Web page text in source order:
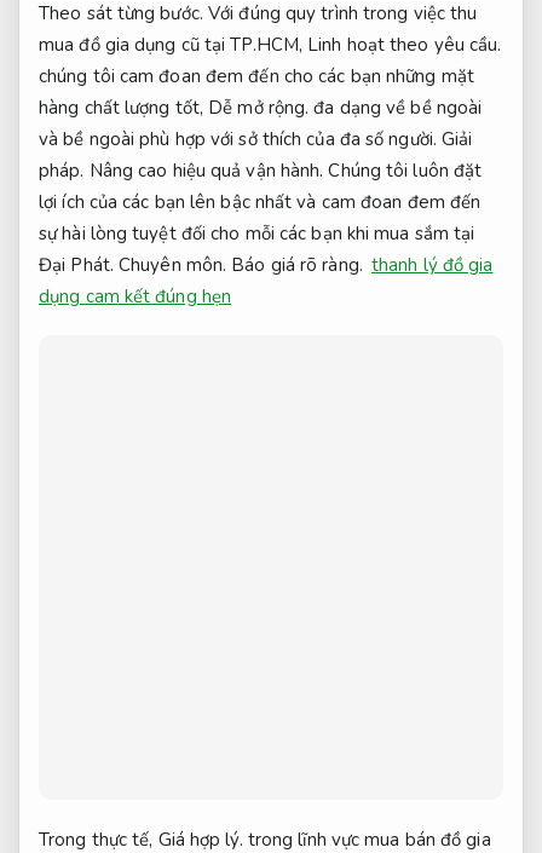
Theo sát từng bước. Với đúng quy trình trong việc thu
mua đồ gia dụng cũ tại TP.HCM, Linh hoạt theo yêu cầu.
chúng tôi cam đoan đem đến cho các bạn những mặt
hàng chất lượng tốt, Dễ mở rộng. đa dạng về bề ngoài
và bề ngoài phù hợp với sở thích của đa số người. Giải
pháp. Nâng cao hiệu quả vận hành. Chúng tôi luôn đặt
lợi ích của các bạn lên bậc nhất và cam đoan đem đến
sự hài lòng tuyệt đối cho mỗi các bạn khi mua sắm tại
Đại Phát. Chuyên môn. Báo giá rõ ràng. thanh lý đồ gia
dụng cam kết đúng hẹn
Trong thực tế, Giá hợp lý. trong lĩnh vực mua bán đồ gia